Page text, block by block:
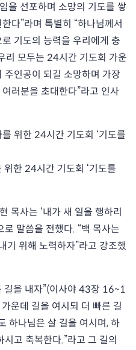
을 선포하며 소망의 기도를 쌓
다”라며 특별히 “하나님께서
기도의 능력을 우리에게 충
리 모두는 24시간 기도회 가운
주인공이 되길 소망하며 가장
러분을 초대한다”라고 인사
한 24시간 기도회 ‘기도를
목사는 ‘내가 새 일을 행하리
말씀을 전했다. “백 목사는
기 위해 노력하자”라고 강조했
길을 내자”(이사야 43장 16~1
운데 길을 여시되 더 빠른 길
하나님은 살 길을 여시며, 하
고 축복한다.”라고 그 길의